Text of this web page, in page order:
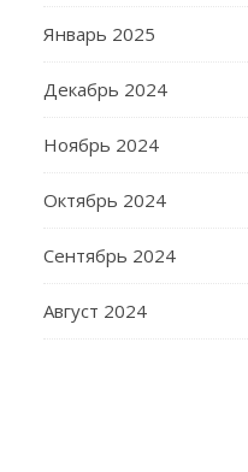
Январь 2025
Декабрь 2024
Ноябрь 2024
Октябрь 2024
Сентябрь 2024
Август 2024